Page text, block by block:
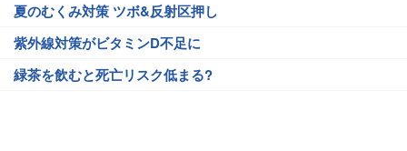
夏のむくみ対策 ツボ&反射区押し
紫外線対策がビタミンD不足に
緑茶を飲むと死亡リスク低まる?